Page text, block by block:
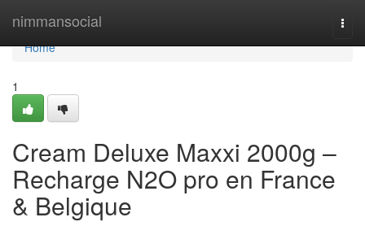
nimmansocial
Home
Home
1
Cream Deluxe Maxxi 2000g –
Recharge N2O pro en France
& Belgique